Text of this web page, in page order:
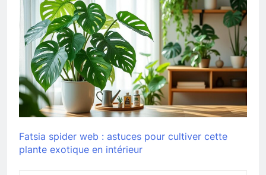
Fatsia spider web : astuces pour cultiver cette
plante exotique en intérieur